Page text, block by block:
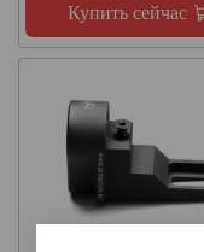
Купить сейчас